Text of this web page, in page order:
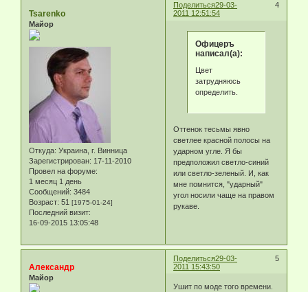
Поделиться 4
29-03-
2011 12:51:54
Tsarenko
Майор
Откуда: Украина, г. Винница
Зарегистрирован: 17-11-2010
Провел на форуме:
1 месяц 1 день
Сообщений: 3484
Возраст: 51 [1975-01-24]
Последний визит:
16-09-2015 13:05:48
Офицеръ
написал(а):
Цвет
затрудняюсь
определить.
Оттенок тесьмы явно
светлее красной полосы на
ударном угле. Я бы
предположил светло-синий
или светло-зеленый. И, как
мне помнится, "ударный"
угол носили чаще на правом
рукаве.
Поделиться 5
29-03-
2011 15:43:50
Александр
Майор
Ушит по моде того времени.